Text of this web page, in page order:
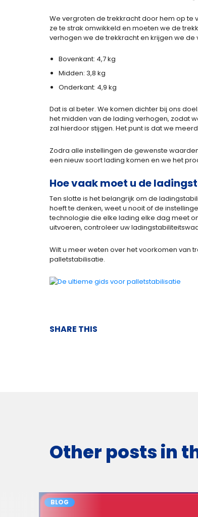
We vergroten de trekkracht door hem op te
ze te strak omwikkeld en moeten we de
verhogen we de trekkracht en krijgen we de
Bovenkant: 4,7 kg
Midden: 3,8 kg
Onderkant: 4,9 kg
Dat is al beter. We komen dichter bij ons
het midden van de lading verhogen, zodat
zal hierdoor stijgen. Het punt is dat we
Zodra alle instellingen de gewenste
een nieuw soort lading komen en we het
Hoe vaak moet u de
Ten slotte is het belangrijk om de
hoeft te denken, weet u nooit of de
technologie die elke lading elke dag meet
uitvoeren, controleer uw
Wilt u meer weten over het voorkomen van
palletstabilisatie.
SHARE THIS
Other posts in
BLOG